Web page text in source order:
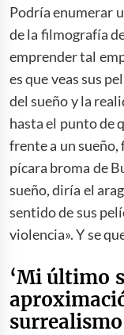
Podría enumerar
de la filmografía
emprender tal
es que veas sus
del sueño y la
hasta el punto de
frente a un sueño,
pícara broma de
sueño, diría el
sentido de sus
violencia». Y se
‘Mi último
surrealismo